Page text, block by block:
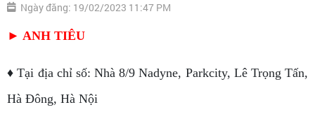
Ngày đăng: 19/02/2023 11:47 PM
► ANH TIÊU
♦ Tại địa chỉ số: Nhà 8/9 Nadyne, Parkcity, Lê Trọng Tấn,
Hà Đông, Hà Nội